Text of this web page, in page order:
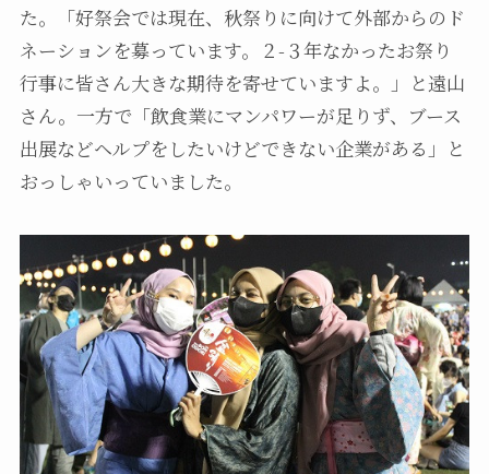
た。「好祭会では現在、秋祭りに向けて外部からのド
ネーションを募っています。２-３年なかったお祭り
行事に皆さん大きな期待を寄せていますよ。」と遠山
さん。一方で「飲食業にマンパワーが足りず、ブース
出展などヘルプをしたいけどできない企業がある」と
おっしゃいっていました。